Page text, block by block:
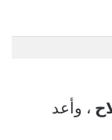
، وأعد